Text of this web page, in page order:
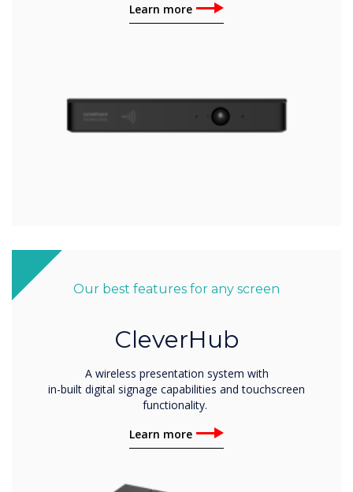
Learn more
Our best features for any screen
CleverHub
A wireless presentation system with
in-built digital signage capabilities and touchscreen
functionality.
Learn more